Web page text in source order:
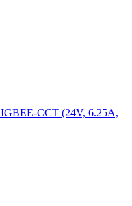
CCT (24V, 6.25A,